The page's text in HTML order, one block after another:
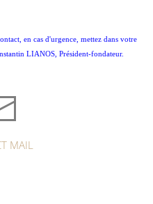
en cas d'urgence, mettez dans votre
LIANOS, Président-fondateur.
MAIL